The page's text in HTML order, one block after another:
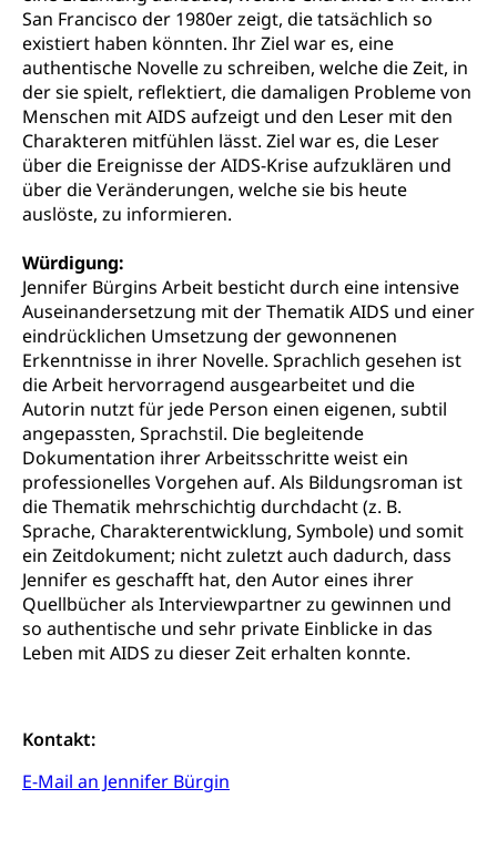
San Francisco der 1980er zeigt, die tatsächlich so
existiert haben könnten. Ihr Ziel war es, eine
authentische Novelle zu schreiben, welche die Zeit, in
der sie spielt, reflektiert, die damaligen Probleme von
Menschen mit AIDS aufzeigt und den Leser mit den
Charakteren mitfühlen lässt. Ziel war es, die Leser
über die Ereignisse der AIDS-Krise aufzuklären und
über die Veränderungen, welche sie bis heute
auslöste, zu informieren.
Würdigung:
Jennifer Bürgins Arbeit besticht durch eine intensive
Auseinandersetzung mit der Thematik AIDS und einer
eindrücklichen Umsetzung der gewonnenen
Erkenntnisse in ihrer Novelle. Sprachlich gesehen ist
die Arbeit hervorragend ausgearbeitet und die
Autorin nutzt für jede Person einen eigenen, subtil
angepassten, Sprachstil. Die begleitende
Dokumentation ihrer Arbeitsschritte weist ein
professionelles Vorgehen auf. Als Bildungsroman ist
die Thematik mehrschichtig durchdacht (z. B.
Sprache, Charakterentwicklung, Symbole) und somit
ein Zeitdokument; nicht zuletzt auch dadurch, dass
Jennifer es geschafft hat, den Autor eines ihrer
Quellbücher als Interviewpartner zu gewinnen und
so authentische und sehr private Einblicke in das
Leben mit AIDS zu dieser Zeit erhalten konnte.
Kontakt:
E-Mail an Jennifer Bürgin
Informationsstelle AHV/IV
Ergänzungsleistungen (EL) (WAS Luzern)
AHV-Altersrente (WAS Luzern)
IV-Leistungen (WAS Luzern)
Inklusion im Sport
Menschen mit Behinderungen
Kultur und Medien
Archive und Bibliotheken
Bücher, Bundesarchiv, Landesbibliothek
Staatsarchiv Luzern
Archiv der Denkmalpflege
Kulturelle Einrichtungen
Museen, Theater, Bibliotheken
Dienststelle Kultur
Kunst & Kultur (Luzern Tourismus)
Kulturförderung
Kulturpolitik, Sprachförderung, Denkmalpflege,
kulturelles Angebot, Kulturerbe, kulturelles Erbe,
Nachwuchsförderung, Vermittlung, Selektive
Förderung, Kulturausschreibungen, Kulturpreis,
Werkbeitrag, Produktionsbeitrag, Recherche,
Bildende Kunst, Angewandte Kunst, Theater/Tanz,
Musik, Entwicklung, Programmbeiträge,
Filmförderung, Regionale Förderfonds,
Werkankäufe, Kunstankäufe, Kunst und Bau, Schule
und Kultur, Kulturgesuche, Kulturvermittlung
Kulturförderung und Vermittlung
Angebote für Schulklassen
Zentralschweizer Filmförderung
Mobilität
Transportmittel, öffentlicher Verkehr
Verkehrsverbund Luzern VVL
Schifffahrt